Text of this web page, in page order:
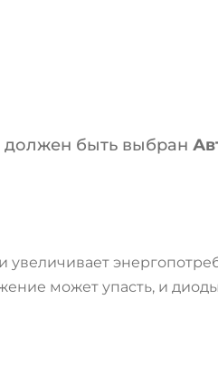
должен быть выбран
может упасть, и